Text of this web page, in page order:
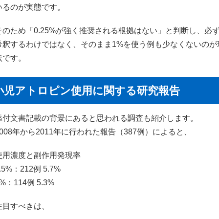
るのが実態です。
のため「0.25%が強く推奨される根拠はない」と判断し、必
釈するわけではなく、そのまま1%を使う例も少なくないのが
です。
児アトロピン使用に関する研究報告
付文書記載の背景にあると思われる調査も紹介します。
年から2011年に行われた報告（387例）によると、
用濃度と副作用発現率
：212例 5.7%
：114例 5.3%
目すべきは、